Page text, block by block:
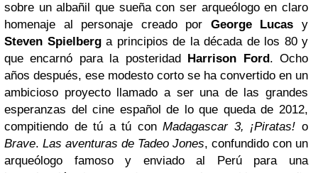
sobre un albañil que sueña con ser arqueólogo en claro
homenaje al personaje creado por George Lucas y
Steven Spielberga principios de la década de los 80 y
que encarnó para la posteridad
Harrison Ford . Ocho
años después, ese modesto corto se ha convertido en un
ambicioso proyecto llamado a ser una de las grandes
esperanzas del cine español de lo que queda de 2012,
compitiendo de tú a tú conMadagascar 3, ¡Piratas! o
Brave. Las aventuras de Tadeo Jones, confundido con un
arqueólogo famoso y enviado al Perú para una